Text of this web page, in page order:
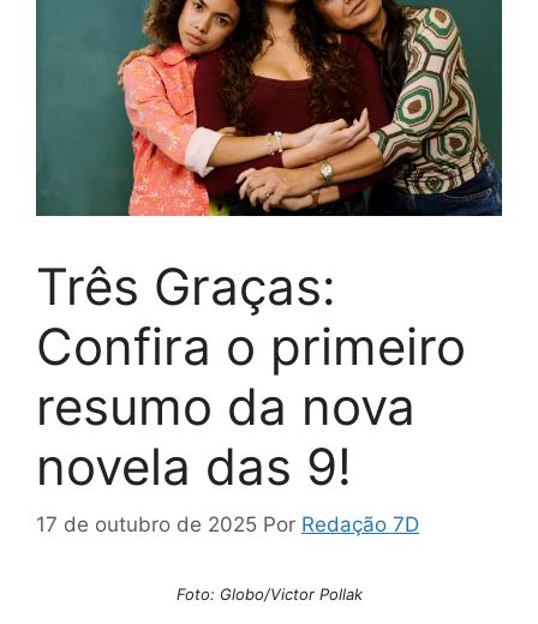
Três Graças:
Confira o primeiro
resumo da nova
novela das 9!
17 de outubro de 2025 Por Redação 7D
Foto: Globo/Victor Pollak